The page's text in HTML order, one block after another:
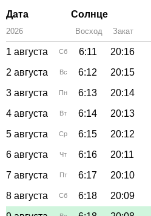
Дата Солнце
2026 Восход Закат
1 августа Сб 6:11 20:16
2 августа
Вс 6:12 20:15
3 августа
Пн 6:13 20:14
4 августа
Вт 6:14 20:13
5 августа
Ср 6:15 20:12
6 августа
Чт 6:16 20:11
7 августа
Пт 6:17 20:10
8 августа
Сб 6:18 20:09